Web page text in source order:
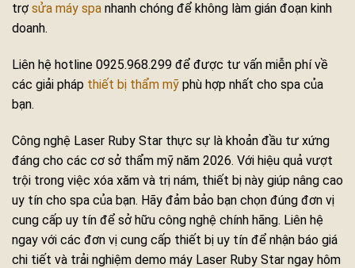
trợ sửa máy spa nhanh chóng để không làm gián đoạn kinh
doanh.
Liên hệ hotline 0925.968.299 để được tư vấn miễn phí về
các giải pháp thiết bị thẩm mỹ phù hợp nhất cho spa của
bạn.
Công nghệ Laser Ruby Star thực sự là khoản đầu tư xứng
đáng cho các cơ sở thẩm mỹ năm 2026. Với hiệu quả vượt
trội trong việc xóa xăm và trị nám, thiết bị này giúp nâng cao
uy tín cho spa của bạn. Hãy đảm bảo bạn chọn đúng đơn vị
cung cấp uy tín để sở hữu công nghệ chính hãng. Liên hệ
ngay với các đơn vị cung cấp thiết bị uy tín để nhận báo giá
chi tiết và trải nghiệm demo máy Laser Ruby Star ngay hôm